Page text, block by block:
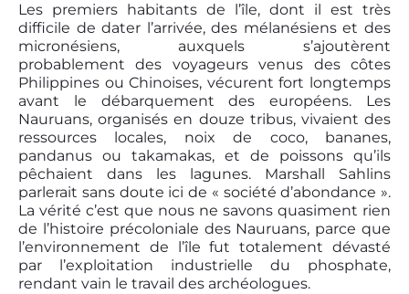
Les premiers habitants de l’île, dont il est très
difficile de dater l’arrivée, des mélanésiens et des
micronésiens, auxquels s’ajoutèrent
probablement des voyageurs venus des côtes
Philippines ou Chinoises, vécurent fort longtemps
avant le débarquement des européens. Les
Nauruans, organisés en douze tribus, vivaient des
ressources locales, noix de coco, bananes,
pandanus ou takamakas, et de poissons qu’ils
pêchaient dans les lagunes. Marshall Sahlins
parlerait sans doute ici de « société d’abondance ».
La vérité c’est que nous ne savons quasiment rien
de l’histoire précoloniale des Nauruans, parce que
l’environnement de l’île fut totalement dévasté
par l’exploitation industrielle du phosphate,
rendant vain le travail des archéologues.